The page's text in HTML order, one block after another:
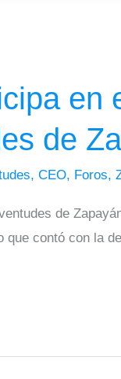
en
de
, CEO, Foros,
de
contó con la